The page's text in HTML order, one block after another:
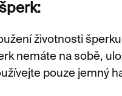
životnosti
nemáte na sobě,
pouze jemný